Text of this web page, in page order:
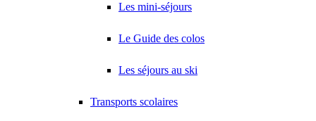
Les mini-séjours
Le Guide des colos
Les séjours au ski
Transports scolaires